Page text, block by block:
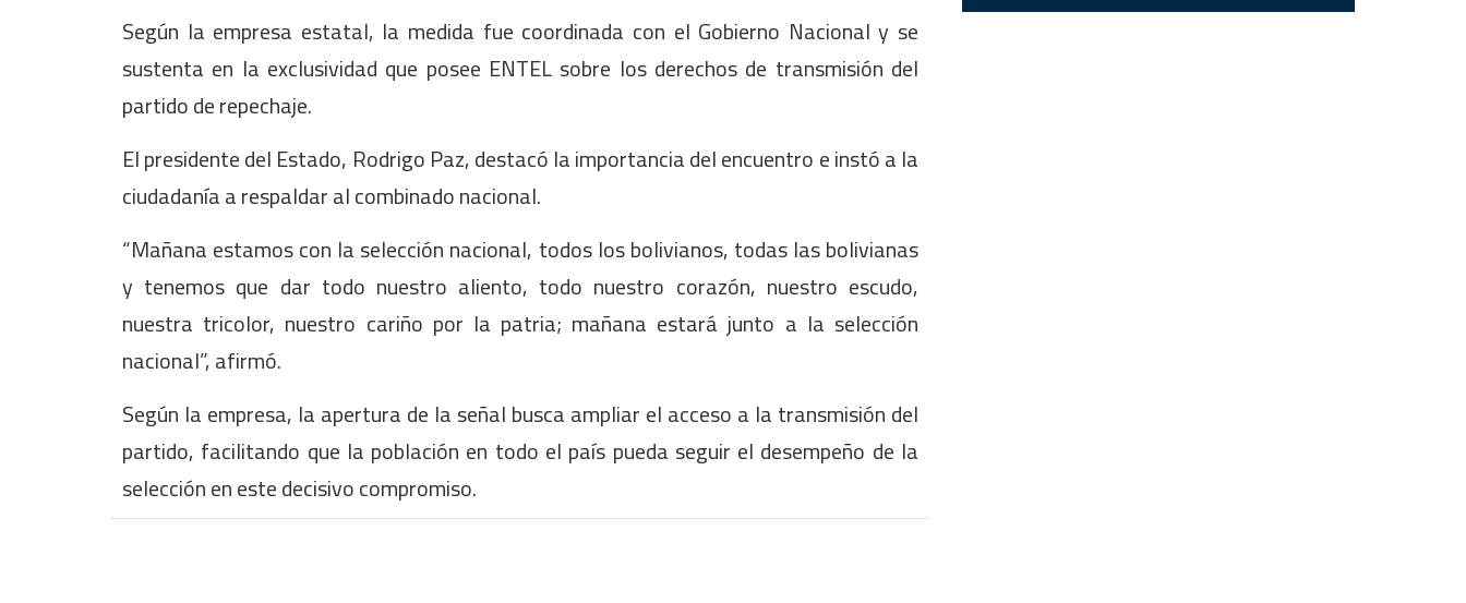
Según la empresa estatal, la medida fue coordinada con el Gobierno Nacional y se
sustenta en la exclusividad que posee ENTEL sobre los derechos de transmisión del
partido de repechaje.
El presidente del Estado, Rodrigo Paz, destacó la importancia del encuentro e instó a la
ciudadanía a respaldar al combinado nacional.
“Mañana estamos con la selección nacional, todos los bolivianos, todas las bolivianas
y tenemos que dar todo nuestro aliento, todo nuestro corazón, nuestro escudo,
nuestra tricolor, nuestro cariño por la patria; mañana estará junto a la selección
nacional”, afirmó.
Según la empresa, la apertura de la señal busca ampliar el acceso a la transmisión del
partido, facilitando que la población en todo el país pueda seguir el desempeño de la
selección en este decisivo compromiso.